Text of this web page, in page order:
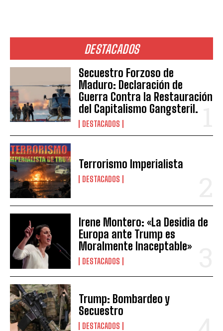
DESTACADOS
Secuestro Forzoso de
Maduro: Declaración de
Guerra Contra la Restauración
del Capitalismo Gangsteril.
DESTACADOS
Terrorismo Imperialista
DESTACADOS
Irene Montero: «La Desidia de
Europa ante Trump es
Moralmente Inaceptable»
DESTACADOS
Trump: Bombardeo y
Secuestro
DESTACADOS